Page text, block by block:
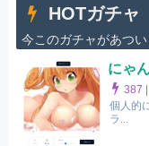
HOTガチャ
今このガチャがあつ
にゃ
387
個人的
ラ...